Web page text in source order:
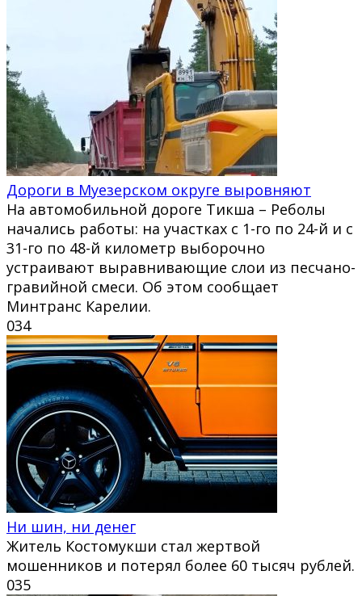
Дороги в Муезерском округе выровняют
На автомобильной дороге Тикша – Реболы
начались работы: на участках с 1-го по 24-й и с
31-го по 48-й километр выборочно
устраивают выравнивающие слои из песчано-
гравийной смеси. Об этом сообщает
Минтранс Карелии.
034
Ни шин, ни денег
Житель Костомукши стал жертвой
мошенников и потерял более 60 тысяч рублей.
035